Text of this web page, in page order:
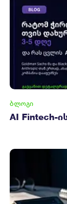
ᲑᲚᲝᲒᲘ
AI Fintech-